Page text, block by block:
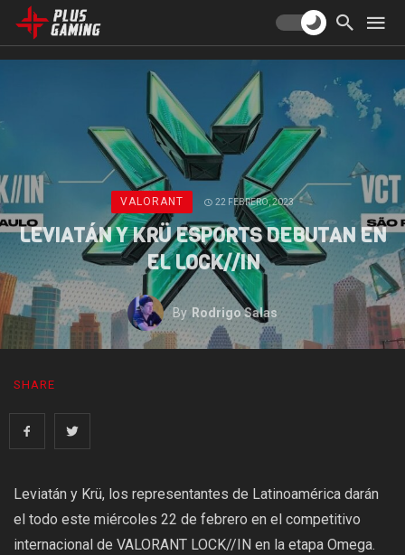
VALORANT 22 FEBRERO, 2023
LEVIATÁN Y KRÜ ESPORTS DEBUTAN EN
EL LOCK//IN
By Rodrigo Salas
SHARE
Leviatán y Krü, los representantes de Latinoamérica darán
el todo este miércoles 22 de febrero en el competitivo
internacional de VALORANT LOCK//IN en la etapa Omega.